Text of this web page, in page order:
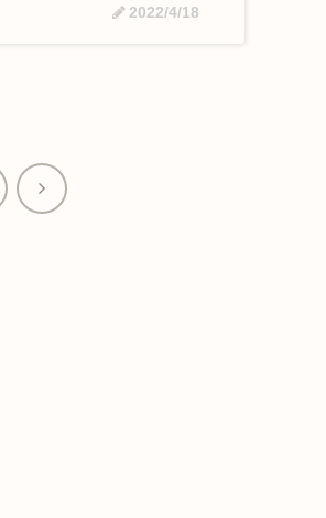
2022/4/18
次